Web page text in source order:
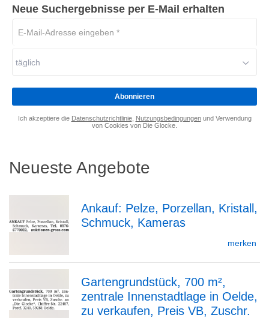
Neue Suchergebnisse per E-Mail erhalten
Adresse
*
täglich
Abonnieren
Ich akzeptiere die Datenschutzrichtlinie, Nutzungsbedingungenund Verwendung
von Cookies von Die Glocke.
Neueste Angebote
zur
Detailseite
Ankauf: Pelze, Porzellan, Kristall,
Schmuck, Kameras
merken
zur
Gartengrundstück, 700 m²,
zentrale Innenstadtlage in Oelde,
zu verkaufen, Preis VB, Zuschr.